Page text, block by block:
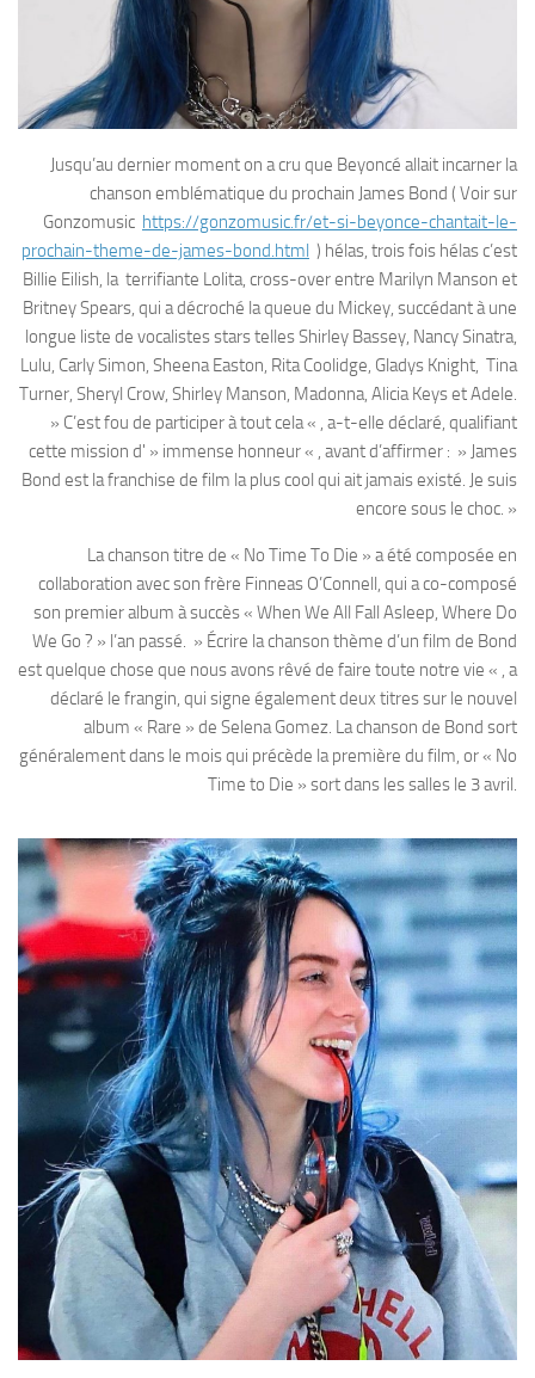
Jusqu’au dernier moment on a cru que Beyoncé allait incarner la
chanson emblématique du prochain James Bond ( Voir sur
Gonzomusic https://gonzomusic.fr/et-si-beyonce-chantait-le-
prochain-theme-de-james-bond.html ) hélas, trois fois hélas c’est
Billie Eilish, la terrifiante Lolita, cross-over entre Marilyn Manson et
Britney Spears, qui a décroché la queue du Mickey, succédant à une
longue liste de vocalistes stars telles Shirley Bassey, Nancy Sinatra,
Lulu, Carly Simon, Sheena Easton, Rita Coolidge, Gladys Knight, Tina
Turner, Sheryl Crow, Shirley Manson, Madonna, Alicia Keys et Adele.
» C’est fou de participer à tout cela « , a-t-elle déclaré, qualifiant
cette mission d' » immense honneur « , avant d’affirmer : » James
Bond est la franchise de film la plus cool qui ait jamais existé. Je suis
encore sous le choc. »
La chanson titre de « No Time To Die » a été composée en
collaboration avec son frère Finneas O’Connell, qui a co-composé
son premier album à succès « When We All Fall Asleep, Where Do
We Go ? » l’an passé. » Écrire la chanson thème d’un film de Bond
est quelque chose que nous avons rêvé de faire toute notre vie « , a
déclaré le frangin, qui signe également deux titres sur le nouvel
album « Rare » de Selena Gomez. La chanson de Bond sort
généralement dans le mois qui précède la première du film, or « No
Time to Die » sort dans les salles le 3 avril.